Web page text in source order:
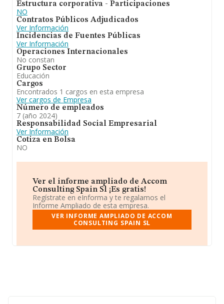
de 3.
Para concluir,Accom Consulting Spain S.L
a la organización, intermediación y prestación de cursos
de español, en especial para ciudadanos extranjeros. la
docencia de la lengua española. la organización de
actividades culturales y de ocio. el alquiler de aparatos
de telefonia. el asesoramiento en materia laboral, de
marketing, inmobiliaria. En el ranking de todas las
empresas en el territorio nacional, la compañía ha
experimentado una subida. En el ranking de sectores, la
compañía ha escalado posiciones respecto al 2023.
Estructura corporativa - Participaciones
NO
Contratos Públicos Adjudicados
Ver Información
Incidencias de Fuentes Públicas
Ver Información
Operaciones Internacionales
No constan
Grupo Sector
Educación
Cargos
Encontrados 1 cargos en esta empresa
Ver cargos de Empresa
Número de empleados
7 (año 2024)
Responsabilidad Social Empresarial
Ver Información
Cotiza en Bolsa
NO
Ver el informe ampliado de Accom
Consulting Spain Sl ¡Es gratis!
Regístrate en eInforma y te regalamos el
Informe Ampliado de esta empresa.
VER INFORME AMPLIADO DE ACCOM
CONSULTING SPAIN SL